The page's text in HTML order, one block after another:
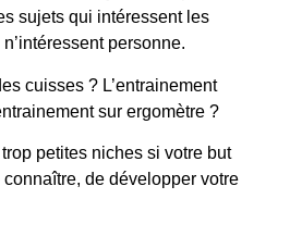
sujets qui intéressent les
personne.
cuisses ? L’entrainement
sur ergomètre ?
petites niches si votre but
de développer votre